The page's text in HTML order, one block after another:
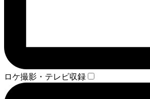
ロケ撮影・テレビ収録